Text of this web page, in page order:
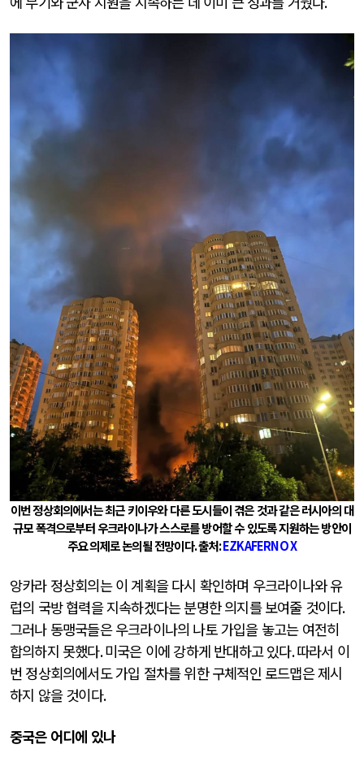
이번 정상회의에서는 최근 키이우와 다른 도시들이 겪은 것과 같은 러시아의 대
규모 폭격으로부터 우크라이나가 스스로를 방어할 수 있도록 지원하는 방안이
주요 의제로 논의될 전망이다.출처:EZKAFERNO X
앙카라 정상회의는 이 계획을 다시 확인하며 우크라이나와 유
럽의 국방 협력을 지속하겠다는 분명한 의지를 보여줄 것이다.
그러나 동맹국들은 우크라이나의 나토 가입을 놓고는 여전히
합의하지 못했다.미국은 이에 강하게 반대하고 있다.따라서 이
번 정상회의에서도 가입 절차를 위한 구체적인 로드맵은 제시
하지 않을 것이다.
중국은 어디에 있나